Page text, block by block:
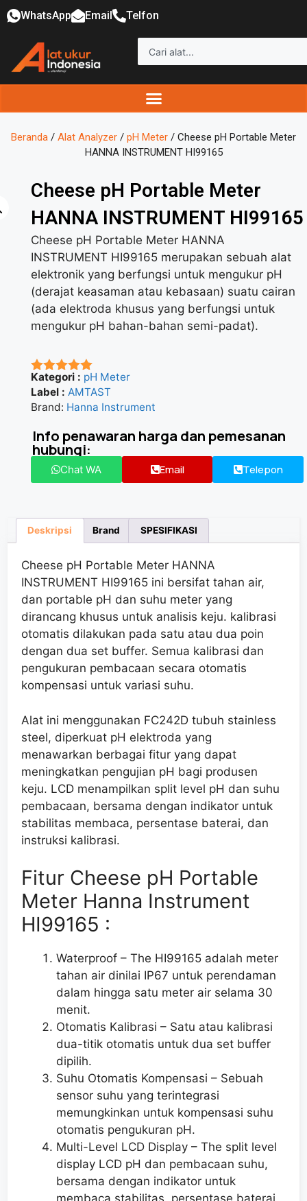
WhatsApp Email Telfon
Beranda / Alat Analyzer / pH Meter / Cheese pH Portable Meter
HANNA INSTRUMENT HI99165
Cheese pH Portable Meter
HANNA INSTRUMENT HI99165
Cheese pH Portable Meter HANNA
INSTRUMENT HI99165 merupakan sebuah alat
elektronik yang berfungsi untuk mengukur pH
(derajat keasaman atau kebasaan) suatu cairan
(ada elektroda khusus yang berfungsi untuk
mengukur pH bahan-bahan semi-padat).
★★★★★
Kategori : pH Meter
Label : AMTAST
Brand: Hanna Instrument
Info penawaran harga dan pemesanan
hubungi:
Chat WA Email Telepon
Deskripsi Brand SPESIFIKASI
Cheese pH Portable Meter HANNA
INSTRUMENT HI99165 ini bersifat tahan air,
dan portable pH dan suhu meter yang
dirancang khusus untuk analisis keju. kalibrasi
otomatis dilakukan pada satu atau dua poin
dengan dua set buffer. Semua kalibrasi dan
pengukuran pembacaan secara otomatis
kompensasi untuk variasi suhu.
Alat ini menggunakan FC242D tubuh stainless
steel, diperkuat pH elektroda yang
menawarkan berbagai fitur yang dapat
meningkatkan pengujian pH bagi produsen
keju. LCD menampilkan split level pH dan suhu
pembacaan, bersama dengan indikator untuk
stabilitas membaca, persentase baterai, dan
instruksi kalibrasi.
Fitur Cheese pH Portable
Meter Hanna Instrument
HI99165 :
Waterproof – The HI99165 adalah meter
tahan air dinilai IP67 untuk perendaman
dalam hingga satu meter air selama 30
menit.
Otomatis Kalibrasi – Satu atau kalibrasi
dua-titik otomatis untuk dua set buffer
dipilih.
Suhu Otomatis Kompensasi – Sebuah
sensor suhu yang terintegrasi
memungkinkan untuk kompensasi suhu
otomatis pengukuran pH.
Multi-Level LCD Display – The split level
display LCD pH dan pembacaan suhu,
bersama dengan indikator untuk